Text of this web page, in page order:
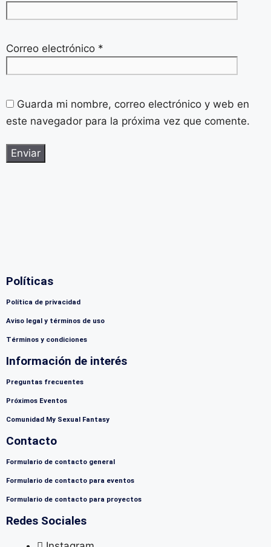
Correo electrónico *
Guarda mi nombre, correo electrónico y web en
este navegador para la próxima vez que comente.
Políticas
Política de privacidad
Aviso legal y términos de uso
Términos y condiciones
Información de interés
Preguntas frecuentes
Próximos Eventos
Comunidad My Sexual Fantasy
Contacto
Formulario de contacto general
Formulario de contacto para eventos
Formulario de contacto para proyectos
Redes Sociales